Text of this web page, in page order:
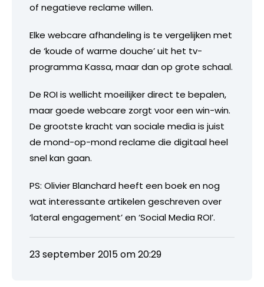
of negatieve reclame willen.
Elke webcare afhandeling is te vergelijken met
de ‘koude of warme douche’ uit het tv-
programma Kassa, maar dan op grote schaal.
De ROI is wellicht moeilijker direct te bepalen,
maar goede webcare zorgt voor een win-win.
De grootste kracht van sociale media is juist
de mond-op-mond reclame die digitaal heel
snel kan gaan.
PS: Olivier Blanchard heeft een boek en nog
wat interessante artikelen geschreven over
‘lateral engagement’ en ‘Social Media ROI’.
23 september 2015 om 20:29